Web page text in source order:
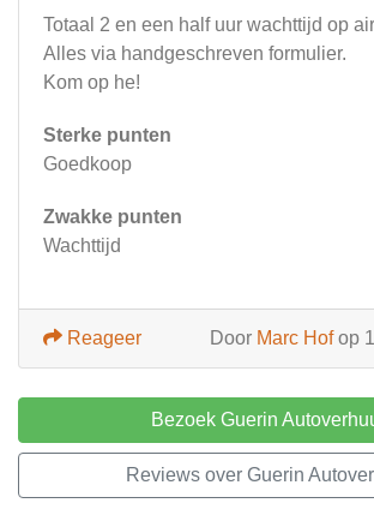
Totaal 2 en een half uur wachttijd op
Alles via handgeschreven formulier.
Kom op he!
Sterke punten
Goedkoop
Zwakke punten
Wachttijd
Door Marc Hofop
Reageer
Bezoek Guerin
Reviews over Guerin